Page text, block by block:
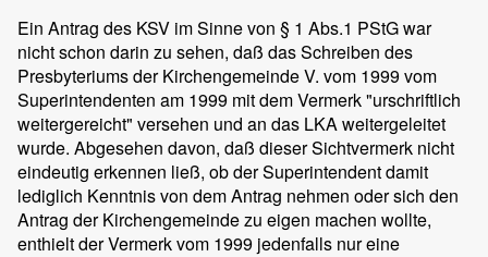
Ein Antrag des KSV im Sinne von § 1 Abs.1 PStG war
nicht schon darin zu sehen, daß das Schreiben des
Presbyteriums der Kirchengemeinde V. vom 1999 vom
Superintendenten am 1999 mit dem Vermerk "urschriftlich
weitergereicht" versehen und an das LKA weitergeleitet
wurde. Abgesehen davon, daß dieser Sichtvermerk nicht
eindeutig erkennen ließ, ob der Superintendent damit
lediglich Kenntnis von dem Antrag nehmen oder sich den
Antrag der Kirchengemeinde zu eigen machen wollte,
enthielt der Vermerk vom 1999 jedenfalls nur eine